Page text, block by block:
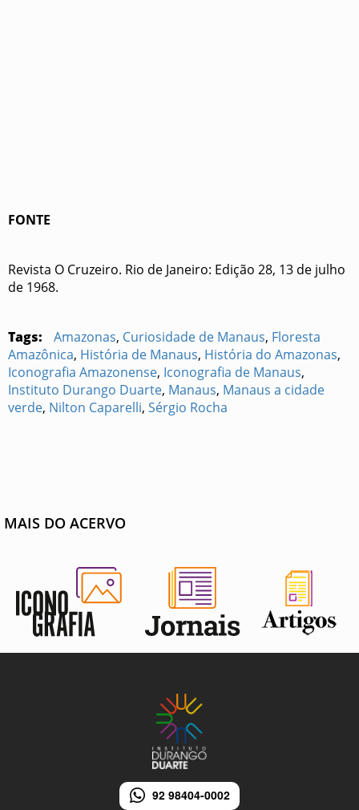
FONTE
Revista O Cruzeiro. Rio de Janeiro: Edição 28, 13 de julho
de 1968.
Tags: Amazonas, Curiosidade de Manaus, Floresta
Amazônica, História de Manaus, História do Amazonas,
Iconografia Amazonense, Iconografia de Manaus,
Instituto Durango Duarte, Manaus, Manaus a cidade
verde, Nilton Caparelli, Sérgio Rocha
MAIS DO ACERVO
92 98404-0002